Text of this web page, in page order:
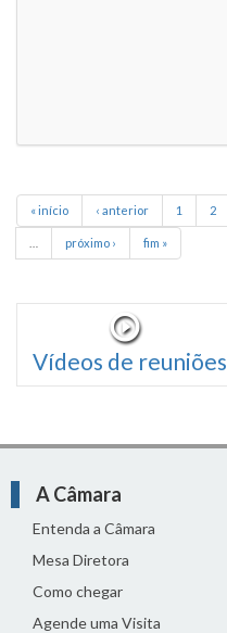
« início ‹ anterior 1 2
próximo › fim »
Vídeos de reuniões
A Câmara
Entenda a Câmara
Mesa Diretora
Como chegar
Agende uma Visita